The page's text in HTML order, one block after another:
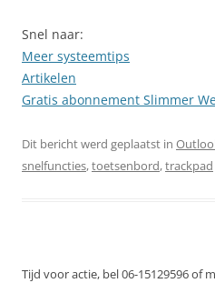
Snel naar:
Meer systeemtips
Artikelen
Gratis abonnement Slimmer
Dit bericht werd geplaatst in
snelfuncties,toetsenbord,trackpad
Tijd voor actie, bel 06-15129596 of